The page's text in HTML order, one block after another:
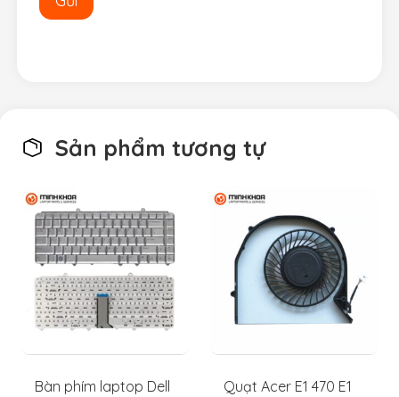
Sản phẩm tương tự
Bàn phím laptop Dell
Quạt Acer E1 470 E1